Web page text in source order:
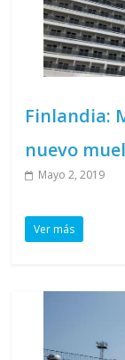
Finlandia:
nuevo
Mayo 2, 2019
Ver más